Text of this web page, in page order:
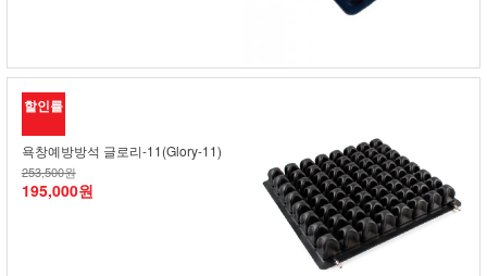
할인률
욕창예방방석 글로리-11(Glory-11)
253,500원
195,000원